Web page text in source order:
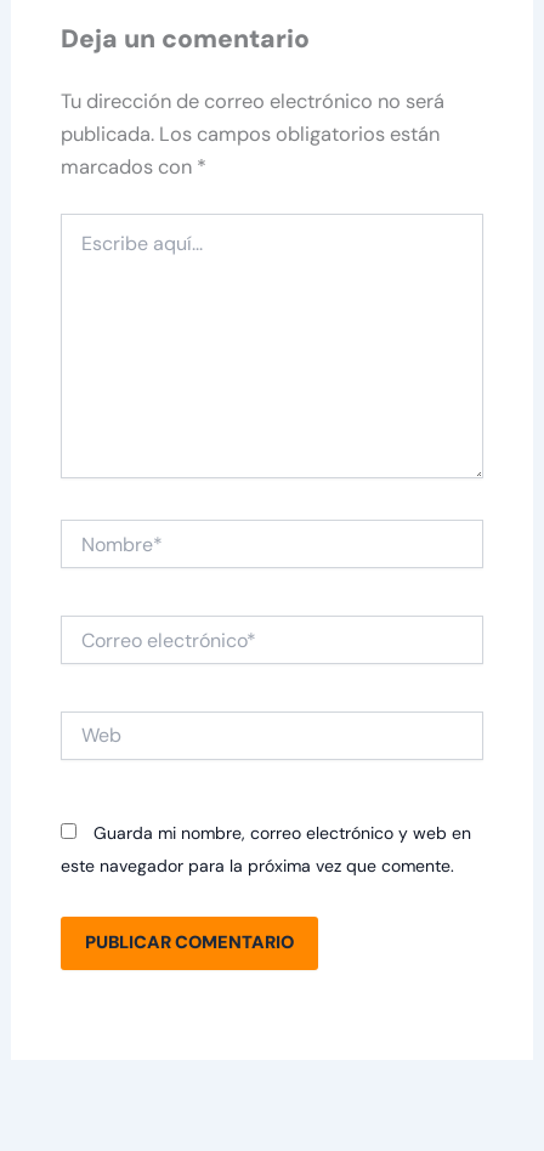
Deja un comentario
Tu dirección de correo electrónico no será
publicada. Los campos obligatorios están
marcados con *
aquí...
electrónico*
Guarda mi nombre, correo electrónico y web en
este navegador para la próxima vez que comente.